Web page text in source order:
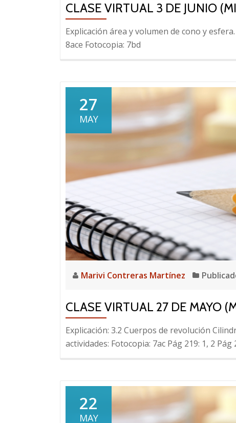
CLASE VIRTUAL 3 DE JUNIO
Explicación área y volumen de cono y
8ace Fotocopia: 7bd
27
MAY
Marivi Contreras Martínez
CLASE VIRTUAL 27 DE MAYO
Explicación: 3.2 Cuerpos de revolución
actividades: Fotocopia: 7ac Pág 219: 1, 2 Pág
22
MAY